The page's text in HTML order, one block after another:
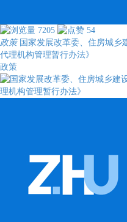
7205
54
政策国家发展改革委、住房城乡
代理机构管理暂行办法》
政策